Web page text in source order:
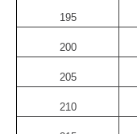
195
200
205
210